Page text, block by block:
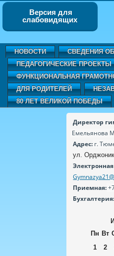
Версия для
слабовидящих
НОВОСТИ СВЕДЕНИЯ
ПЕДАГОГИЧЕСКИЕ ПРОЕКТЫ
ФУНКЦИОНАЛЬНАЯ
ДЛЯ РОДИТЕЛЕЙ
80 ЛЕТ ВЕЛИКОЙ ПОБЕДЫ
Директор
Емельянова
Адрес: г.
ул.
Приемная:
Бухгалтерия:
Пн Вт
1
2